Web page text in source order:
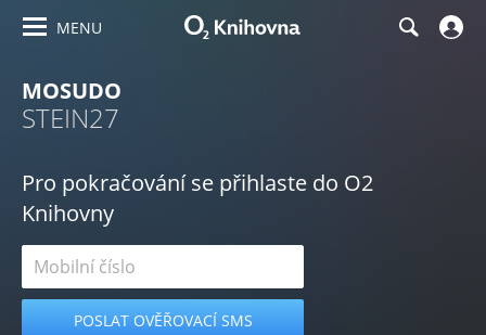
MENU
MOSUDO
STEIN27
Pro pokračování se přihlaste do O2
Knihovny